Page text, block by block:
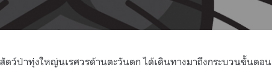
ตว์ป่าทุ่งใหญ่นเรศวรด้านตะวันตก ได้เดินทางมาถึงกระบวนขั้นตอน